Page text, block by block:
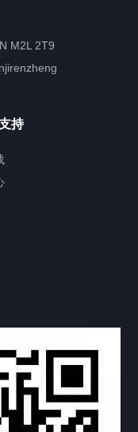
M2L 2T9
持